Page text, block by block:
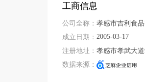
工商信息
公司全称： 孝感市吉利食
成立日期： 2005-03-17
注册地址： 孝感市孝武大
数据来源：